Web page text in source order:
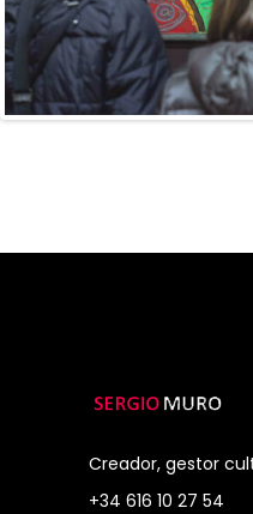
Creador, gestor
+34 616 10 27 54